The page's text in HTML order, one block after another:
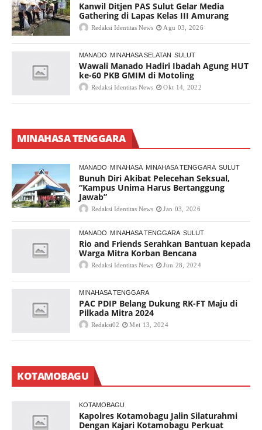
Kanwil Ditjen PAS Sulut Gelar Media
Gathering di Lapas Kelas III Amurang
Redaksi Identitas News Agu 03, 2026
MANADO MINAHASA SELATAN SULUT
Wawali Manado Hadiri Ibadah Agung HUT
ke-60 PKB GMIM di Motoling
Redaksi Identitas News Okt 14, 2022
MINAHASA TENGGARA
MANADO MINAHASA MINAHASA TENGGARA SULUT
Bunuh Diri Akibat Pelecehan Seksual,
“Kampus Unima Harus Bertanggung
Jawab”
Redaksi Identitas News Jan 03, 2026
MANADO MINAHASA TENGGARA SULUT
Rio and Friends Serahkan Bantuan kepada
Warga Mitra Korban Bencana
Redaksi Identitas News Jun 28, 2024
MINAHASA TENGGARA
PAC PDIP Belang Dukung RK-FT Maju di
Pilkada Mitra 2024
Redaksi02 Mei 13, 2024
KOTAMOBAGU
KOTAMOBAGU
Kapolres Kotamobagu Jalin Silaturahmi
Dengan Kajari Kotamobagu Perkuat